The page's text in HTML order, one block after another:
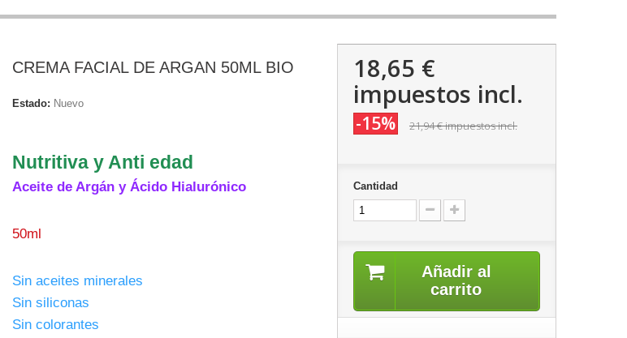
CREMA FACIAL DE ARGAN 50ML BIO
Estado: Nuevo
Nutritiva y Anti edad
Aceite de Argán y Ácido Hialurónico
50ml
Sin aceites minerales
Sin siliconas
Sin colorantes
18,65 €
impuestos incl.
-15% 21,94 €impuestos incl.
Cantidad
Añadir al
carrito